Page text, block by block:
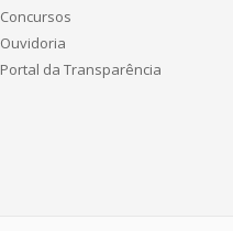
Concursos
Ouvidoria
Portal da Transparência